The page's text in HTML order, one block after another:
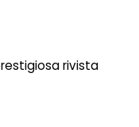
rivista